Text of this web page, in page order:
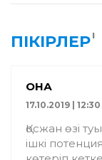
ПІКІРЛЕР1
ҚОНАҚ
17.10.2019 | 12:30
Қосжан өзі
ішкі